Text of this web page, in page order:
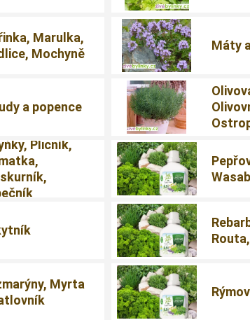
Marulka,
Mochyně
Máty
a popence
Plicník,
Myrta